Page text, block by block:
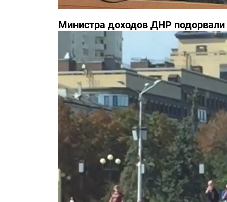
Министра доходов ДНР
известны